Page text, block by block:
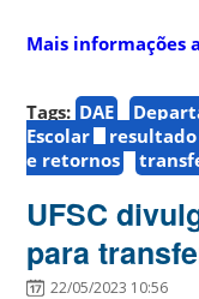
Mais informações
Tags: DAE
Escolar
e retornos
UFSC
para
22/05/2023 10:56